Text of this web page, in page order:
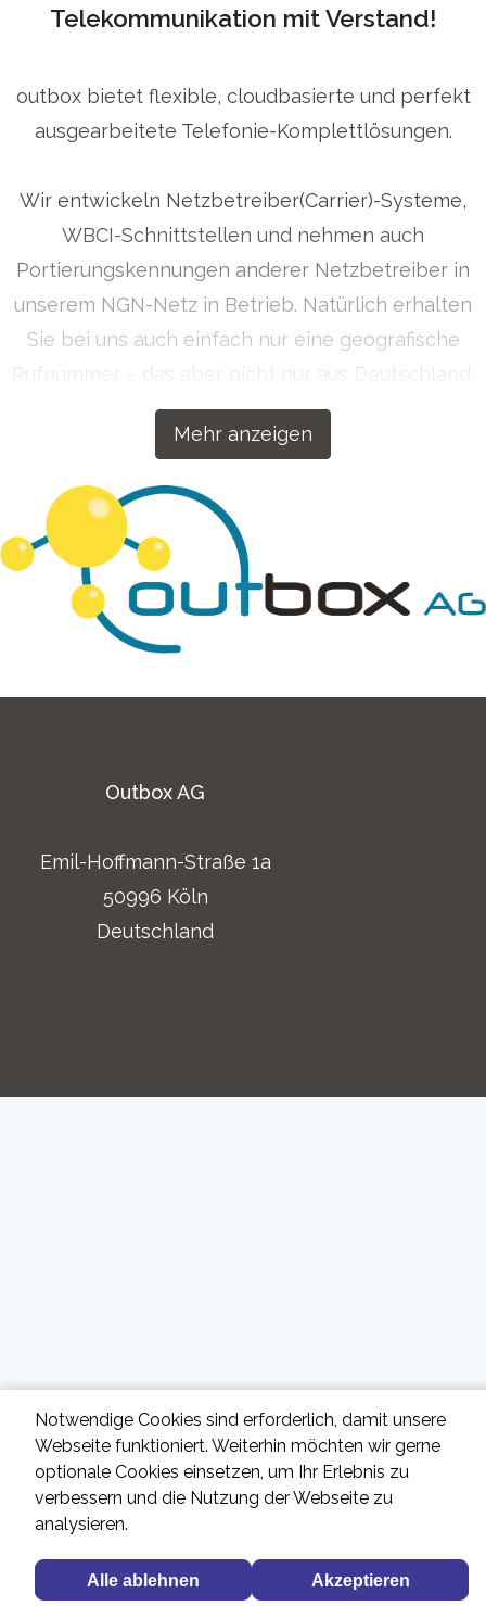
Notwendige Cookies sind erforderlich, damit unsere
Webseite funktioniert. Weiterhin möchten wir gerne
optionale Cookies einsetzen, um Ihr Erlebnis zu
verbessern und die Nutzung der Webseite zu
analysieren.
Alle ablehnen Akzeptieren
Telekommunikation mit Verstand!
Mehr anzeigen
outbox bietet flexible, cloudbasierte und perfekt
ausgearbeitete Telefonie-Komplettlösungen.
Wir entwickeln Netzbetreiber(Carrier)-Systeme,
WBCI-Schnittstellen und nehmen auch
Portierungskennungen anderer Netzbetreiber in
unserem NGN-Netz in Betrieb. Natürlich erhalten
Sie bei uns auch einfach nur eine geografische
Rufnummer – das aber nicht nur aus Deutschland,
sondern auf Wunsch auch aus über 50 Ländern
weltweit. Getreu dem Motto „Wenn wir etwas
unsere Kommunikationslösungen für Ihren Erfolg
konzipiert.
Outbox AG
Emil-Hoffmann-Straße 1a
50996 Köln
Deutschland